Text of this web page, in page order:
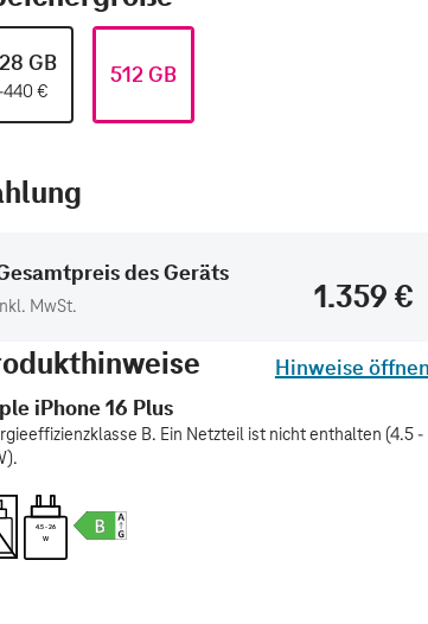
GB
440 €
512 GB
des Geräts
MwSt.
1.359 €
Hinweise
iPhone 16 Plus
B. Ein Netzteil ist nicht enthalten (4.5 -
4.5 - 26
W